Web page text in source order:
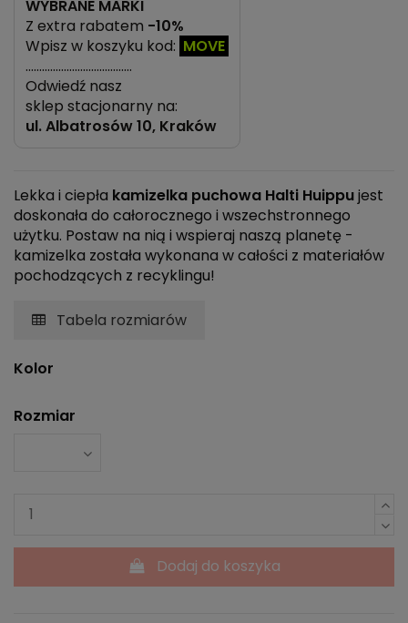
WYBRANE MARKI
Z extra rabatem -10%
Wpisz w koszyku kod: MOVE
…………………………………
Odwiedź nasz
sklep stacjonarny na:
ul.Albatrosów 10, Kraków
Lekka i ciepła kamizelka puchowa Halti Huippujest
doskonała do całorocznego i wszechstronnego
użytku. Postaw na nią i wspieraj naszą planetę -
kamizelka została wykonana w całości z materiałów
pochodzących z recyklingu!
Tabela rozmiarów
Kolor
Rozmiar
Dodaj do koszyka